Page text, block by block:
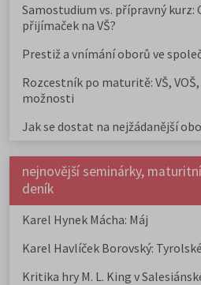
Samostudium vs. přípravný kurz:
přijímaček na VŠ?
Prestiž a vnímání oborů ve
Rozcestník po maturitě: VŠ,
možnosti
Jak se dostat na nejžádanější
nejnovější seminárky,
deník
Karel Hynek Mácha: Máj
Karel Havlíček Borovský:
Kritika hry M. L. King v